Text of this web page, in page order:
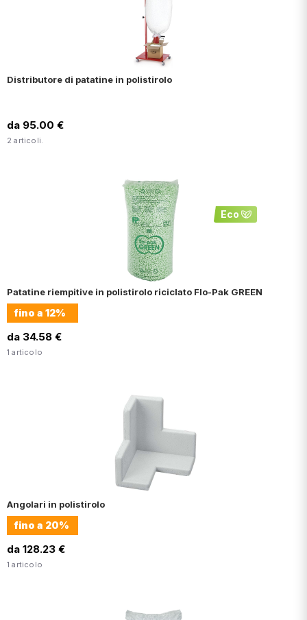
Distributore di patatine in polistirolo
da 95.00 €
2 articoli.
Eco
Patatine riempitive in polistirolo riciclato Flo-Pak GREEN
fino a 12%
da 34.58 €
1 articolo
Angolari in polistirolo
fino a 20%
da 128.23 €
1 articolo